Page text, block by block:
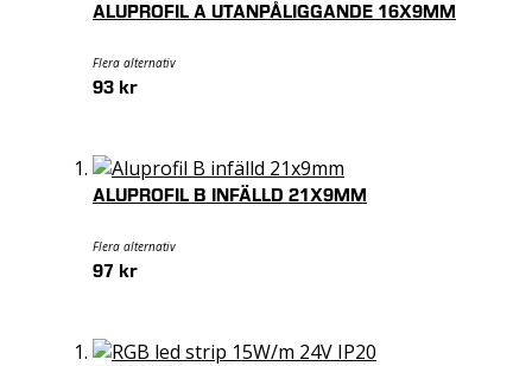
ALUPROFIL A UTANPÅLIGGANDE 16X9MM
Flera alternativ
93 kr
ALUPROFIL B INFÄLLD 21X9MM
Flera alternativ
97 kr